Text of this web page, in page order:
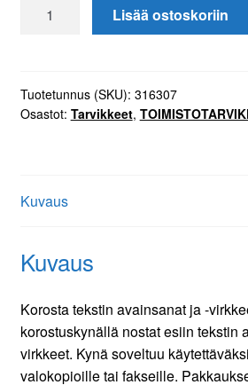
korostuskynä
5mm
värilajitelma
Lisää ostoskoriin
Tuotetunnus (SKU): 316307
Osastot: Tarvikkeet,
Kuvaus
Kuvaus
Korosta tekstin avainsanat ja -
korostuskynällä nostat esiin tekstin
virkkeet. Kynä soveltuu
valokopioille tai fakseille.